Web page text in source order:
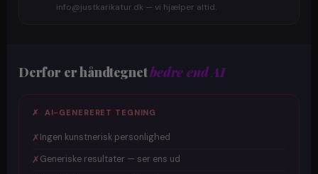
info@justkarikatur.dk — vi hjælper altid.
Derfor er håndtegnetbedre end AI
✗ AI-GENERERET TEGNING
✗Ingen kunstnerisk personlighed
✗Generiske resultater — ser ens ud